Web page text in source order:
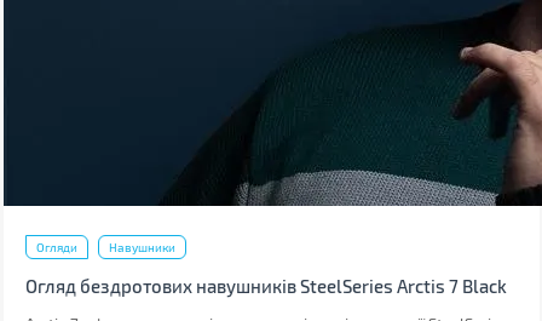
Огляди Навушники
Огляд бездротових навушників SteelSeries Arctis 7 Black